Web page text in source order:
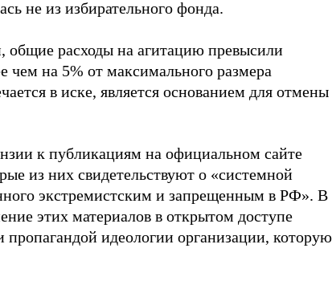
не из избирательного фонда.
расходы на агитацию превысили
чем на 5% от максимального размера
в иске, является основанием для отмены
к публикациям на официальном сайте
из них свидетельствуют о «системной
экстремистским и запрещенным в РФ». В
этих материалов в открытом доступе
идеологии организации, которую